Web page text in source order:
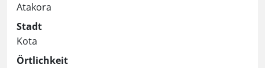
Atakora
Stadt
Kota
Örtlichkeit